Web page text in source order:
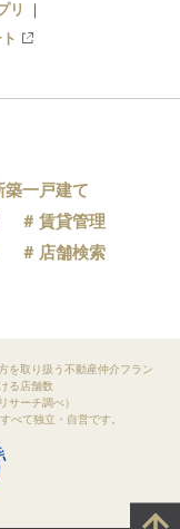
リ
築一戸建て
賃貸管理
店舗検索
を取り扱う不動産仲介フラン
る店舗数
サーチ調べ）
べて独立・自営です。